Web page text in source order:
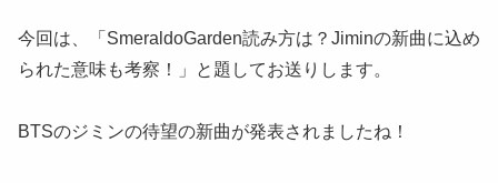
今回は、「SmeraldoGarden読み方は？Jiminの新曲に込め
られた意味も考察！」と題してお送りします。
BTSのジミンの待望の新曲が発表されましたね！